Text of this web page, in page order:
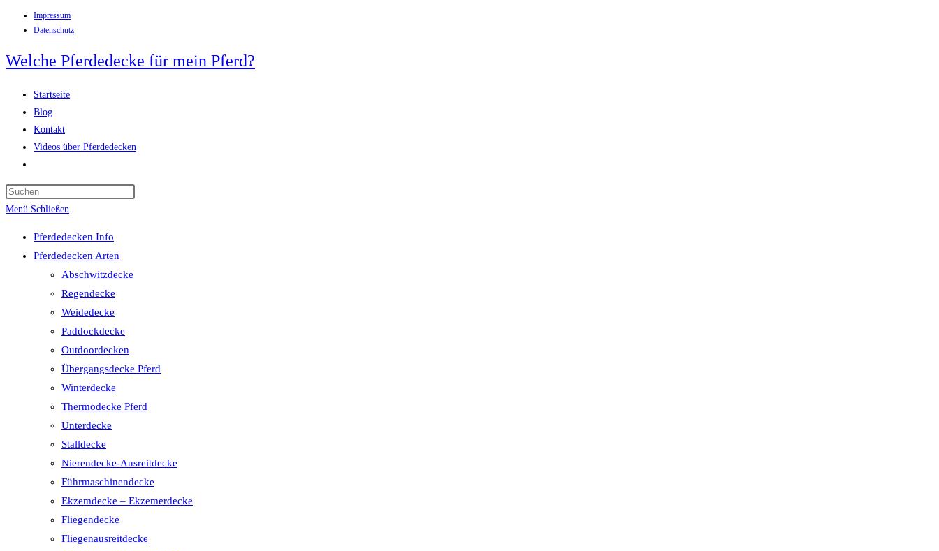
Inhalt
Impressum
Datenschutz
Welche Pferdedecke für mein Pferd?
Startseite
Blog
Kontakt
Videos über Pferdedecken
umschalten
Menü Schließen
Pferdedecken Info
Pferdedecken Arten
Abschwitzdecke
Regendecke
Weidedecke
Paddockdecke
Outdoordecken
Übergangsdecke Pferd
Winterdecke
Thermodecke Pferd
Unterdecke
Stalldecke
Nierendecke-Ausreitdecke
Führmaschinendecke
Ekzemdecke – Ekzemerdecke
Fliegendecke
Fliegenausreitdecke